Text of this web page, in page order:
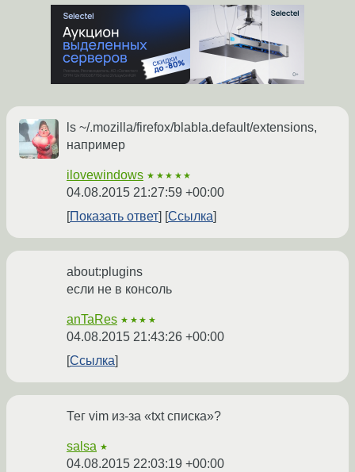
ls ~/.mozilla/firefox/blabla.default/extensions,
например
ilovewindows ★★★★★
04.08.2015 21:27:59 +00:00
Показать ответ
Ссылка
about:plugins
если не в консоль
anTaRes ★★★★
04.08.2015 21:43:26 +00:00
Ссылка
Тег vim из-за «txt списка»?
salsa ★
04.08.2015 22:03:19 +00:00